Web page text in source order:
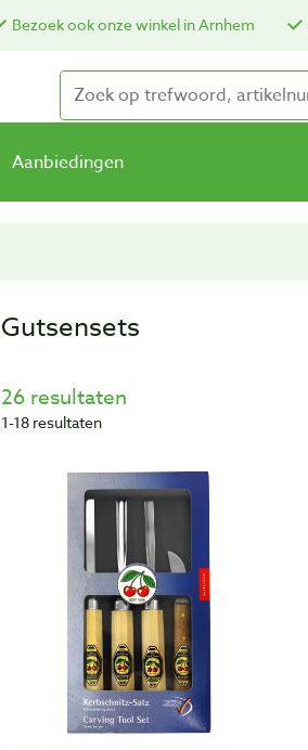
Bezoek ook onze winkel in Arnhem
Aanbiedingen
Gutsensets
26 resultaten
1-18 resultaten